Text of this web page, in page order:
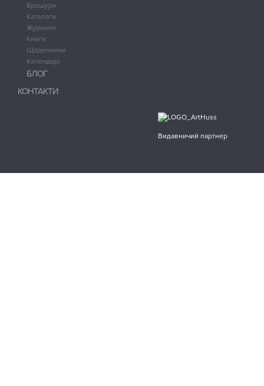
Брошури
Каталоги
Журнали
Книги
Щоденники
Календарі
БЛОГ
КОНТАКТИ
Видавничий партнер